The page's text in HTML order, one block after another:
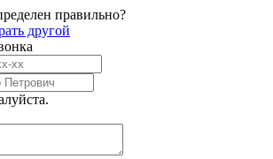
правильно?
другой